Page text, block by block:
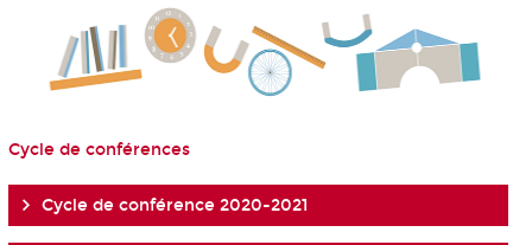
Cycle de conférences
Cycle de conférence 2020-2021